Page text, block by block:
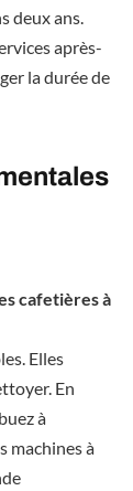
deux ans.
après-
la durée de
cafetières à
Elles
En
à
machines à